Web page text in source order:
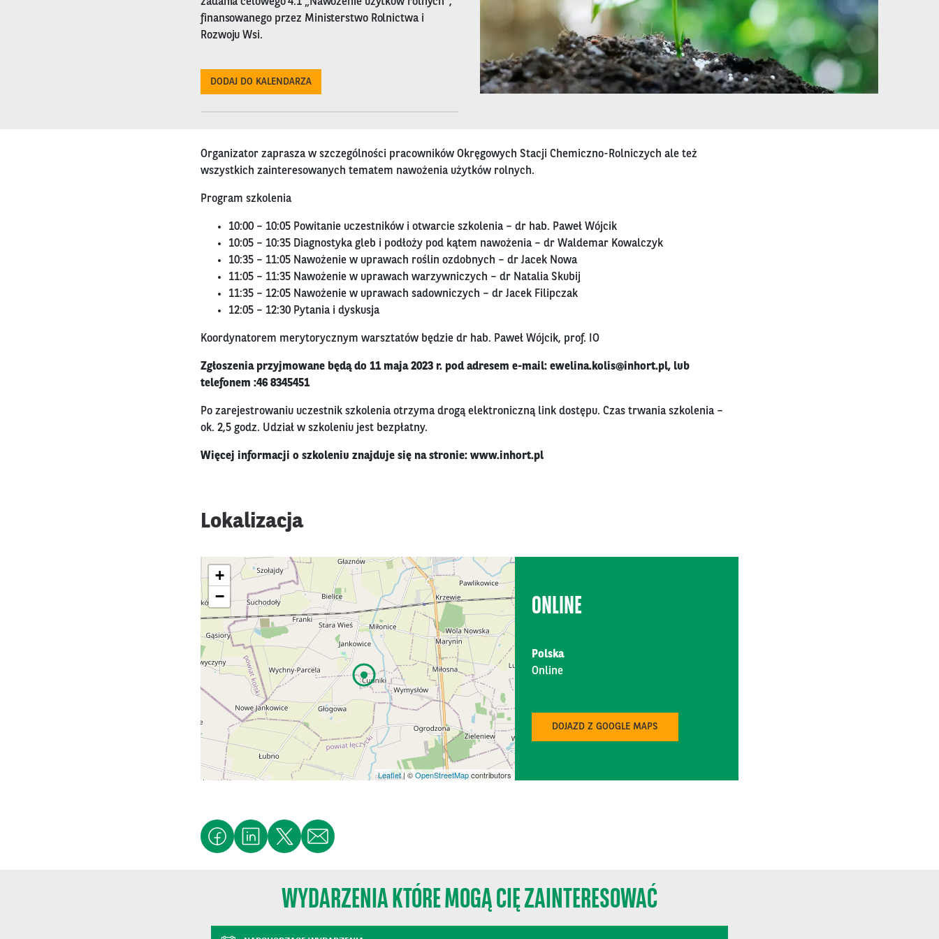
finansowanego przez Ministerstwo Rolnictwa i
Rozwoju Wsi.
DODAJ DO KALENDARZA
Organizator zaprasza w szczególności pracowników Okręgowych Stacji Chemiczno-Rolniczych ale też
wszystkich zainteresowanych tematem nawożenia użytków rolnych.
Program szkolenia
10:00 – 10:05 Powitanie uczestników i otwarcie szkolenia – dr hab. Paweł Wójcik
10:05 – 10:35 Diagnostyka gleb i podłoży pod kątem nawożenia – dr Waldemar Kowalczyk
10:35 – 11:05 Nawożenie w uprawach roślin ozdobnych – dr Jacek Nowa
11:05 – 11:35 Nawożenie w uprawach warzywniczych – dr Natalia Skubij
11:35 – 12:05 Nawożenie w uprawach sadowniczych – dr Jacek Filipczak
12:05 – 12:30 Pytania i dyskusja
Koordynatorem merytorycznym warsztatów będzie dr hab. Paweł Wójcik, prof. IO
Zgłoszenia przyjmowane będą do 11 maja 2023 r. pod adresem e-mail: ewelina.kolis@inhort.pl, lub
telefonem :46 8345451
Po zarejestrowaniu uczestnik szkolenia otrzyma drogą elektroniczną link dostępu. Czas trwania szkolenia –
ok. 2,5 godz. Udział w szkoleniu jest bezpłatny.
Więcej informacji o szkoleniu znajduje się na stronie: www.inhort.pl
Lokalizacja
+
−
Leaflet| ©OpenStreetMapcontributors
ONLINE
Polska
Online
DOJAZD Z GOOGLE MAPS
WYDARZENIA KTÓRE MOGĄ CIĘ ZAINTERESOWAĆ
MAJ
26
MEATing 2026
MCC Mazurkas Conference Centre & Hotel
CZE
09
DRINK TECH - Branżowe Targi Produkcji Napojów i Płynnej Żywności …
CZE
09
Międzynarodowe Branżowe Targi Żywności